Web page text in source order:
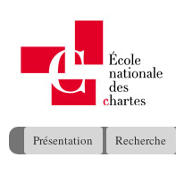
Menu principal
Présentation Recherche